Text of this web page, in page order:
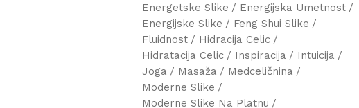
Energetske Slike
Energijska Umetnost
Energijske Slike
Feng Shui Slike
Fluidnost
Hidracija Celic
Hidratacija Celic
Inspiracija
Intuicija
Joga
Masaža
Medceličnina
Moderne Slike
Moderne Slike Na Platnu